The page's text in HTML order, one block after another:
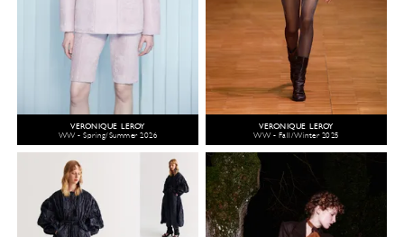
VERONIQUE LEROY
WW - Spring/Summer 2026
VERONIQUE LEROY
WW - Fall/Winter 2025